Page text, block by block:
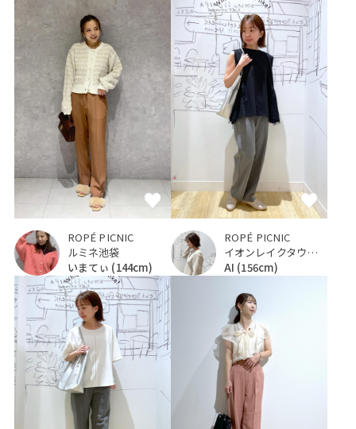
ROPÉ PICNIC
ルミネ池袋
いまてぃ (144cm)
ROPÉ PICNIC
イオンレイクタウンKaze
AI (156cm)